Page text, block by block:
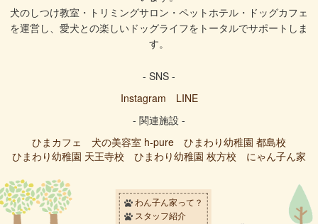
犬のしつけ教室・トリミングサロン・ペットホテル・ドッグカフェ
を運営し、愛犬との楽しいドッグライフをトータルでサポートしま
す。
- SNS -
Instagram
LINE
- 関連施設 -
ひまカフェ
犬の美容室 h-pure
ひまわり幼稚園 都島校
ひまわり幼稚園 天王寺校
ひまわり幼稚園 枚方校 にゃん子ん家
わん子ん家って？
スタッフ紹介